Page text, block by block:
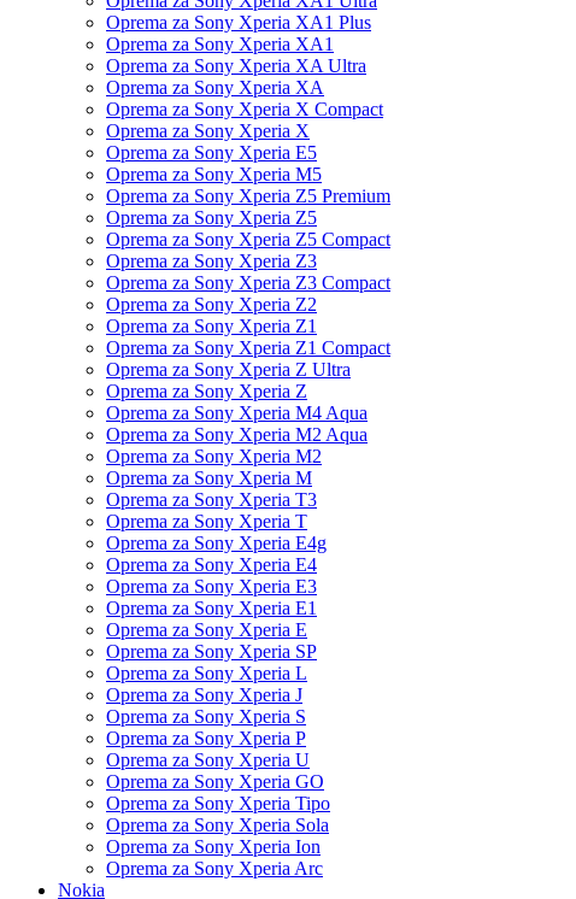
Oprema za Sony Xperia XA1 Plus
Oprema za Sony Xperia XA1
Oprema za Sony Xperia XA Ultra
Oprema za Sony Xperia XA
Oprema za Sony Xperia X Compact
Oprema za Sony Xperia X
Oprema za Sony Xperia E5
Oprema za Sony Xperia M5
Oprema za Sony Xperia Z5 Premium
Oprema za Sony Xperia Z5
Oprema za Sony Xperia Z5 Compact
Oprema za Sony Xperia Z3
Oprema za Sony Xperia Z3 Compact
Oprema za Sony Xperia Z2
Oprema za Sony Xperia Z1
Oprema za Sony Xperia Z1 Compact
Oprema za Sony Xperia Z Ultra
Oprema za Sony Xperia Z
Oprema za Sony Xperia M4 Aqua
Oprema za Sony Xperia M2 Aqua
Oprema za Sony Xperia M2
Oprema za Sony Xperia M
Oprema za Sony Xperia T3
Oprema za Sony Xperia T
Oprema za Sony Xperia E4g
Oprema za Sony Xperia E4
Oprema za Sony Xperia E3
Oprema za Sony Xperia E1
Oprema za Sony Xperia E
Oprema za Sony Xperia SP
Oprema za Sony Xperia L
Oprema za Sony Xperia J
Oprema za Sony Xperia S
Oprema za Sony Xperia P
Oprema za Sony Xperia U
Oprema za Sony Xperia GO
Oprema za Sony Xperia Tipo
Oprema za Sony Xperia Sola
Oprema za Sony Xperia Ion
Oprema za Sony Xperia Arc
Nokia